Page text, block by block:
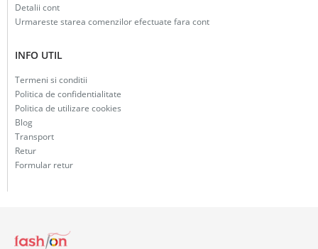
Detalii cont
Urmareste starea comenzilor efectuate fara cont
INFO UTIL
Termeni si conditii
Politica de confidentialitate
Politica de utilizare cookies
Blog
Transport
Retur
Formular retur